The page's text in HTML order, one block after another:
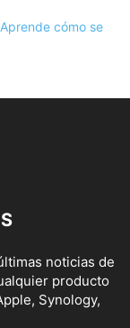
Aprende cómo se
noticias de
producto
Synology,